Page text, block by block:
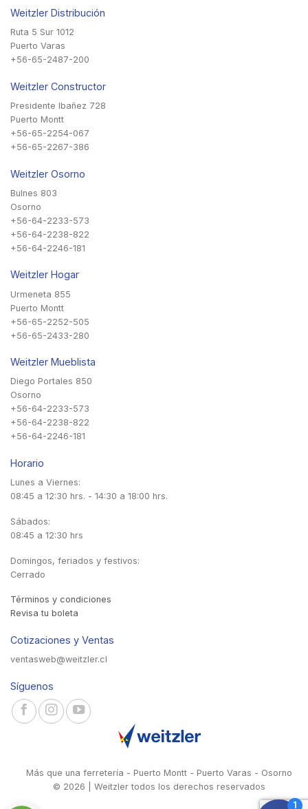
Weitzler Distribución
Ruta 5 Sur 1012
Puerto Varas
+56-65-2487-200
Weitzler Constructor
Presidente Ibañez 728
Puerto Montt
+56-65-2254-067
+56-65-2267-386
Weitzler Osorno
Bulnes 803
Osorno
+56-64-2233-573
+56-64-2238-822
+56-64-2246-181
Weitzler Hogar
Urmeneta 855
Puerto Montt
+56-65-2252-505
+56-65-2433-280
Weitzler Mueblista
Diego Portales 850
Osorno
+56-64-2233-573
+56-64-2238-822
+56-64-2246-181
Horario
Lunes a Viernes:
08:45 a 12:30 hrs. - 14:30 a 18:00 hrs.
Sábados:
08:45 a 12:30 hrs
Domingos, feriados y festivos:
Cerrado
Términos y condiciones
Revisa tu boleta
Cotizaciones y Ventas
ventasweb@weitzler.cl
Síguenos
Más que una ferretería - Puerto Montt - Puerto Varas - Osorno
© 2026 | Weitzler todos los derechos reservados